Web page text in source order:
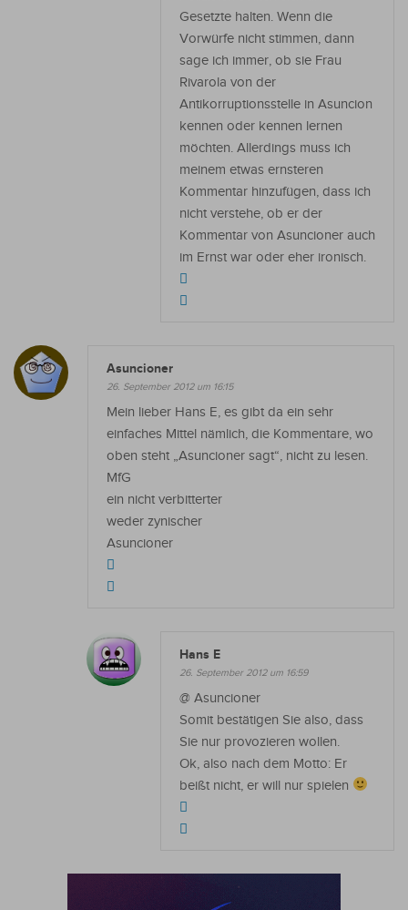
Gesetzte halten. Wenn die
Vorwürfe nicht stimmen, dann
sage ich immer, ob sie Frau
Rivarola von der
Antikorruptionsstelle in Asuncion
kennen oder kennen lernen
möchten. Allerdings muss ich
meinem etwas ernsteren
Kommentar hinzufügen, dass ich
nicht verstehe, ob er der
Kommentar von Asuncioner auch
im Ernst war oder eher ironisch.
Asuncioner
26. September 2012 um 16:15
Mein lieber Hans E, es gibt da ein sehr
einfaches Mittel nämlich, die Kommentare, wo
oben steht „Asuncioner sagt“, nicht zu lesen.
MfG
ein nicht verbitterter
weder zynischer
Asuncioner
Hans E
26. September 2012 um 16:59
@ Asuncioner
Somit bestätigen Sie also, dass
Sie nur provozieren wollen.
Ok, also nach dem Motto: Er
beißt nicht, er will nur spielen